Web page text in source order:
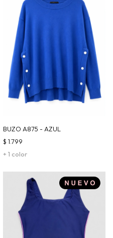
BUZO A875 - AZUL
+ 1 color
$ 1.799